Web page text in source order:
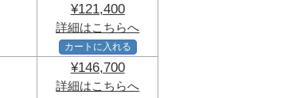
¥121,400
詳細はこちらへ
カートに入れる
¥146,700
詳細はこちらへ